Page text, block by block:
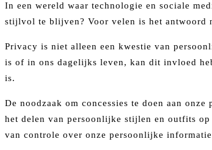
In een wereld waar technologie en sociale
stijlvol te blijven? Voor velen is het antwoord
Privacy is niet alleen een kwestie van
is of in ons dagelijks leven, kan dit invloed
is.
De noodzaak om concessies te doen aan
het delen van persoonlijke stijlen en outfits
van controle over onze persoonlijke